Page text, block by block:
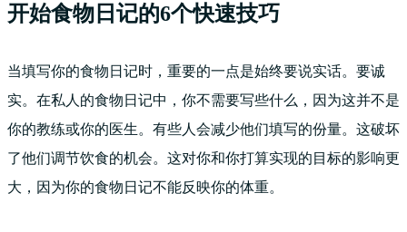
开始食物日记的6个快速技巧
当填写你的食物日记时，重要的一点是始终要说实话。要诚
实。在私人的食物日记中，你不需要写些什么，因为这并不是
你的教练或你的医生。有些人会减少他们填写的份量。这破坏
了他们调节饮食的机会。这对你和你打算实现的目标的影响更
大，因为你的食物日记不能反映你的体重。